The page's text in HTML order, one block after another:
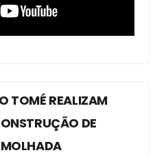
TOMÉ REALIZAM
DE